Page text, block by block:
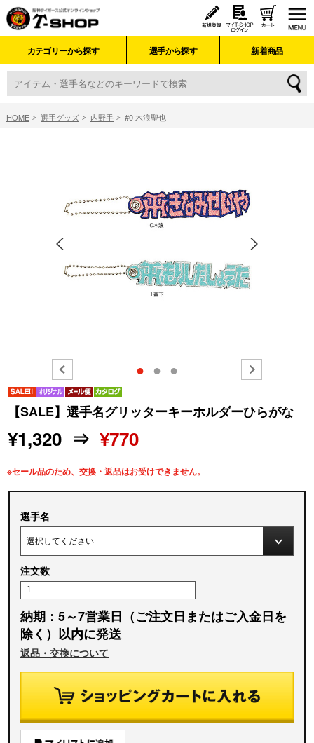
カテゴリーから探す 選手から探す 新着商品
HOME 選手グッズ 内野手 #0 木浪聖也
● ● ●
【SALE】選手名グリッターキーホルダーひらがな
¥1,320 ⇒¥770
※セール品のため、交換・返品はお受けできません。
選手名
注文数
納期：5～7営業日（ご注文日またはご入金日を
除く）以内に発送
返品・交換について